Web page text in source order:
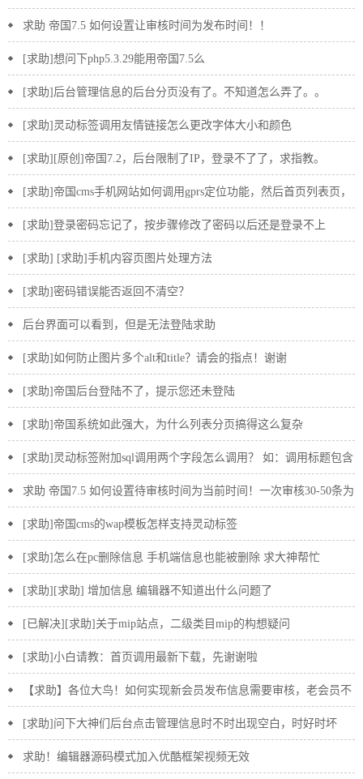
会跳转到B站，同时B站会有这个图片的信息
求助 帝国7.5 如何设置让审核时间为发布时间！！
[求助]想问下php5.3.29能用帝国7.5么
[求助]后台管理信息的后台分页没有了。不知道怎么弄了。。
[求助]灵动标签调用友情链接怎么更改字体大小和颜色
[求助][原创]帝国7.2，后台限制了IP，登录不了了，求指教。
[求助]帝国cms手机网站如何调用gprs定位功能，然后首页列表页，
搜索页调用该地区信息？
[求助]登录密码忘记了，按步骤修改了密码以后还是登录不上
[求助] [求助]手机内容页图片处理方法
[求助]密码错误能否返回不清空？
后台界面可以看到，但是无法登陆求助
[求助]如何防止图片多个alt和title？请会的指点！谢谢
[求助]帝国后台登陆不了，提示您还未登陆
[求助]帝国系统如此强大，为什么列表分页搞得这么复杂
[求助]灵动标签附加sql调用两个字段怎么调用？ 如：调用标题包含
“cms”的新闻是以下这样 [e:loop={＇n
求助 帝国7.5 如何设置待审核时间为当前时间！一次审核30-50条为
当前时间
[求助]帝国cms的wap模板怎样支持灵动标签
[求助]怎么在pc删除信息 手机端信息也能被删除 求大神帮忙
[求助][求助] 增加信息 编辑器不知道出什么问题了
[已解决][求助]关于mip站点，二级类目mip的构想疑问
[求助]小白请教：首页调用最新下载，先谢谢啦
【求助】各位大鸟！如何实现新会员发布信息需要审核，老会员不
需要审核
[求助]问下大神们后台点击管理信息时不时出现空白，时好时坏
求助！编辑器源码模式加入优酷框架视频无效